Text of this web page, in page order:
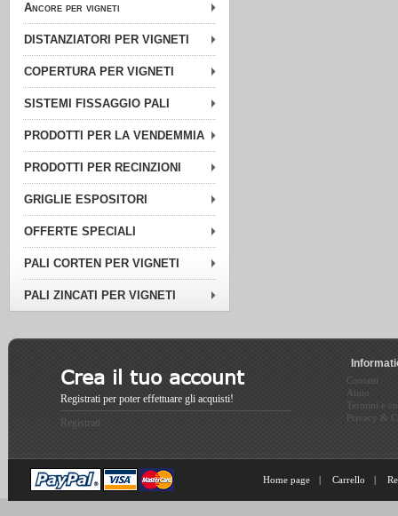
Ancore per vigneti
DISTANZIATORI PER VIGNETI
COPERTURA PER VIGNETI
SISTEMI FISSAGGIO PALI
PRODOTTI PER LA VENDEMMIA
PRODOTTI PER RECINZIONI
GRIGLIE ESPOSITORI
OFFERTE SPECIALI
PALI CORTEN PER VIGNETI
PALI ZINCATI PER VIGNETI
Crea il tuo account
Registrati per poter effettuare gli acquisti!
Registrati
Contatti
Aiuto
Termini e
Privacy &
Home page | Carrello |